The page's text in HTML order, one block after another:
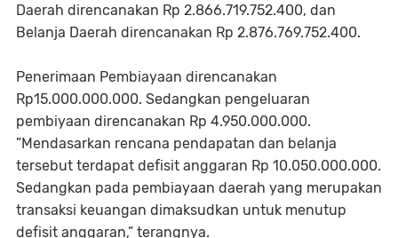
Daerah direncanakan Rp 2.866.719.752.400, dan
Belanja Daerah direncanakan Rp 2.876.769.752.400.
Penerimaan Pembiayaan direncanakan
Rp15.000.000.000. Sedangkan pengeluaran
pembiyaan direncanakan Rp 4.950.000.000.
”Mendasarkan rencana pendapatan dan belanja
tersebut terdapat defisit anggaran Rp 10.050.000.000.
Sedangkan pada pembiayaan daerah yang merupakan
transaksi keuangan dimaksudkan untuk menutup
defisit anggaran,” terangnya.